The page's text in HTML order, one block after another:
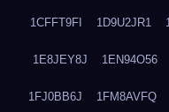
1CFFT9FI 1D9U2JR1
1E8JEY8J 1EN94O56
1FJ0BB6J 1FM8AVFQ